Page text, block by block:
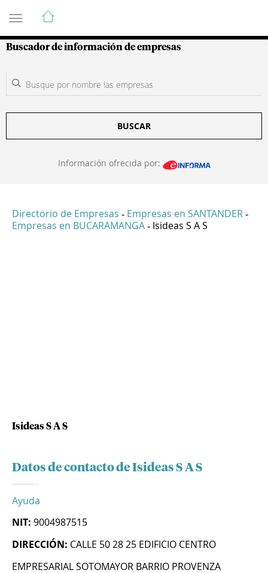
Guía de Empresas Colombianas
Buscador de información de empresas
BUSCAR
Información ofrecida por:
Directorio de Empresas - Empresas en SANTANDER -
Empresas en BUCARAMANGA - Isideas S A S
Isideas S A S
Datos de contacto de Isideas S A S
Ayuda
NIT: 9004987515
DIRECCIÓN: CALLE 50 28 25 EDIFICIO CENTRO
EMPRESARIAL SOTOMAYOR BARRIO PROVENZA